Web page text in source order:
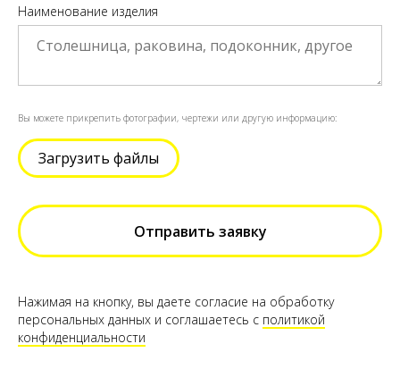
Наименование изделия
Вы можете прикрепить фотографии, чертежи или другую информацию:
Загрузить файлы
Отправить заявку
Нажимая на кнопку, вы даете согласие на обработку
персональных данных и соглашаетесь c политикой
конфиденциальности